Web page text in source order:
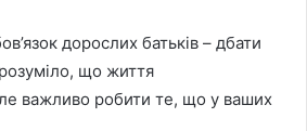
дорослих батьків – дбати
що життя
важливо робити те, що у ваших